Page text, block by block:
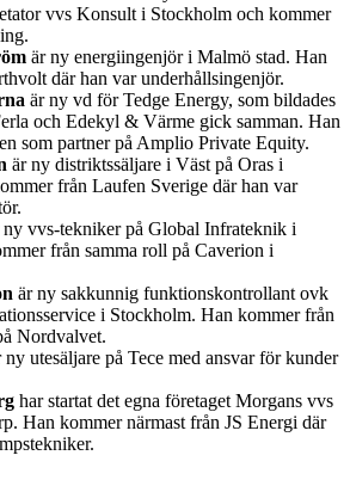
vvs Konsult i Stockholm och kommer
är ny energiingenjör i Malmö stad. Han
där han var underhållsingenjör.
är ny vd för Tedge Energy, som bildades
och Edekyl & Värme gick samman. Han
som partner på Amplio Private Equity.
är ny distriktssäljare i Väst på Oras i
från Laufen Sverige där han var
ny vvs-tekniker på Global Infrateknik i
från samma roll på Caverion i
är ny sakkunnig funktionskontrollant ovk
i Stockholm. Han kommer från
Nordvalvet.
ny utesäljare på Tece med ansvar för kunder
har startat det egna företaget Morgans vvs
Han kommer närmast från JS Energi där